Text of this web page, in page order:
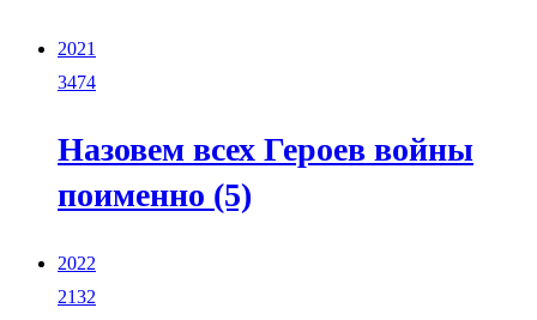
2021
3474
Назовем всех Героев войны
поименно (5)
2022
2132